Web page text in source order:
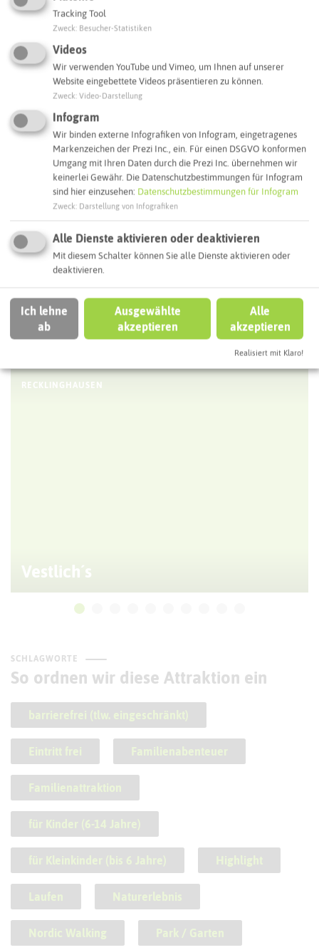
Tierpark im Stadtgarten Recklinghausen
45657 Recklinghausen
Webseite
Interaktive Karte
Routenplanung zum Ziel:
Autoroute finden
ATTRAKTIONEN IN DER UMGEBUNG
Was ihr hier noch erleben könnt
RECKLINGHAUSEN
Vestlich´s
SCHLAGWORTE
So ordnen wir diese Attraktion ein
barrierefrei (tlw. eingeschränkt)
Eintritt frei Familienabenteuer
Familienattraktion
für Kinder (6-14 Jahre)
für Kleinkinder (bis 6 Jahre) Highlight
Laufen Naturerlebnis
Nordic Walking Park / Garten
Tracking Tool
Zweck Besucher-Statistiken
Videos
Wir verwenden YouTube und Vimeo, um Ihnen auf unserer
Website eingebettete Videos präsentieren zu können.
Zweck Video-Darstellung
Infogram
Wir binden externe Infografiken von Infogram, eingetragenes
Markenzeichen der Prezi Inc., ein. Für einen DSGVO konformen
Umgang mit Ihren Daten durch die Prezi Inc. übernehmen wir
keinerlei Gewähr. Die Datenschutzbestimmungen für Infogram
sind hier einzusehen: Datenschutzbestimmungen für Infogram
Zweck Darstellung von Infografiken
Alle Dienste aktivieren oder deaktivieren
Mit diesem Schalter können Sie alle Dienste aktivieren oder
deaktivieren.
Ich lehne
ab
Ausgewählte
akzeptieren
Alle
akzeptieren
Realisiert mit Klaro!